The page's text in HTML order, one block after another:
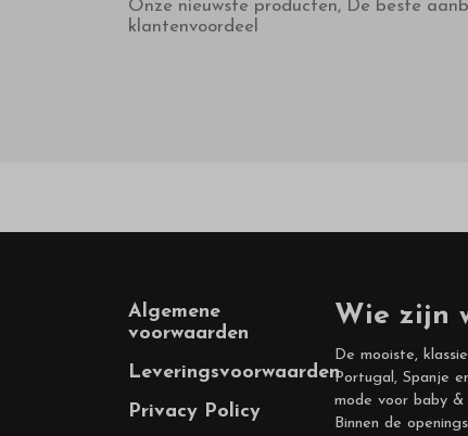
Onze nieuwste producten, De beste
klantenvoordeel
Footer
Algemene
voorwaarden
Leveringsvoorwaarden
Privacy Policy
Wie zijn
De mooiste,
Portugal, Spanje
mode voor baby &
Binnen de